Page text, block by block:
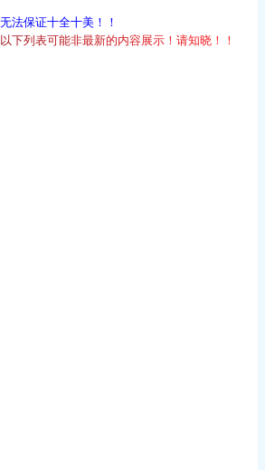
法保证十全十美！！
以下列 表可能非最新的内容展示 ！ 请知晓 ！ ！